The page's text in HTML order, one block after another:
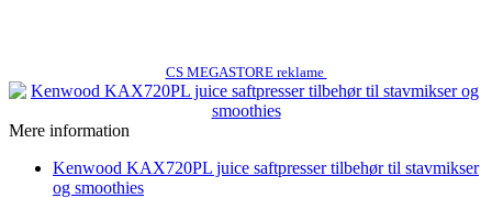
CS MEGASTORE reklame
Mere information
Kenwood KAX720PL juice saftpresser tilbehør til stavmikser
og smoothies